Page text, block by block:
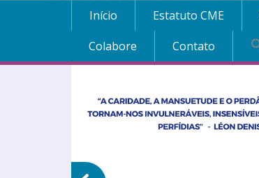
Início Estatuto CME
Colabore
Contato